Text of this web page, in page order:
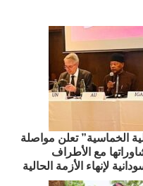
الخماسية” تعلن مواصلة
مع الأطراف
لإنهاء الأزمة الحالية